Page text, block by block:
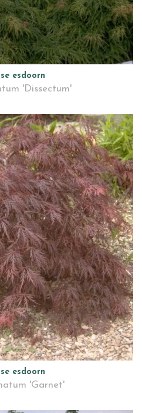
esdoorn
'Dissectum'
esdoorn
'Garnet'